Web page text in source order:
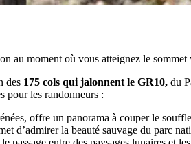
au moment où vous atteignez le
des 175 cols qui jalonnent le GR10, du
pour les randonneurs :
offre un panorama à couper le
d’admirer la beauté sauvage du parc